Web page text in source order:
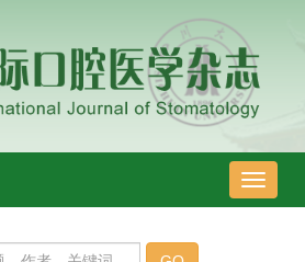
导
航